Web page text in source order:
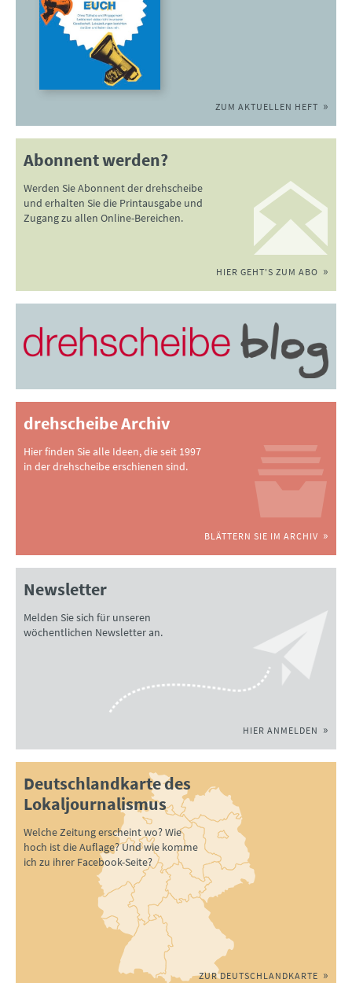
ZUM AKTUELLEN HEFT
Abonnent werden?
Werden Sie Abonnent der drehscheibe
und erhalten Sie die Printausgabe und
Zugang zu allen Online-Bereichen.
HIER GEHT'S ZUM ABO
drehscheibe Archiv
Hier finden Sie alle Ideen, die seit 1997
in der drehscheibe erschienen sind.
BLÄTTERN SIE IM ARCHIV
Newsletter
Melden Sie sich für unseren
wöchentlichen Newsletter an.
HIER ANMELDEN
Deutschlandkarte des
Lokaljournalismus
Welche Zeitung erscheint wo? Wie
hoch ist die Auflage? Und wie komme
ich zu ihrer Facebook-Seite?
ZUR DEUTSCHLANDKARTE